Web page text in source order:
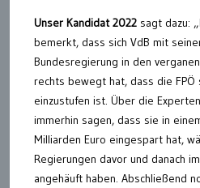
Unser Kandidat 2022 sagt dazu:
bemerkt, dass sich VdB mit
Bundesregierung in den
rechts bewegt hat, dass die FPÖ
einzustufen ist. Über die
immerhin sagen, dass sie in
Milliarden Euro eingespart hat,
Regierungen davor und danach
angehäuft haben. Abschließend